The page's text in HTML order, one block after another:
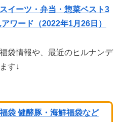
イーツ・弁当・惣菜ベスト3
ワード（2022年1月26日）
袋情報や、最近のヒルナンデ
す↓
袋 健酵豚・海鮮福袋など